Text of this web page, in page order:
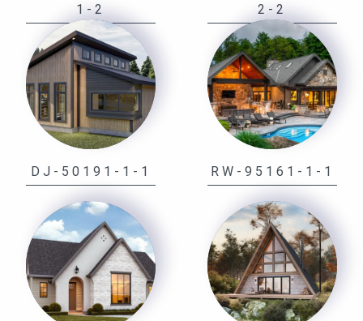
1-2
2-2
DJ-50191-1-1 RW-95161-1-1